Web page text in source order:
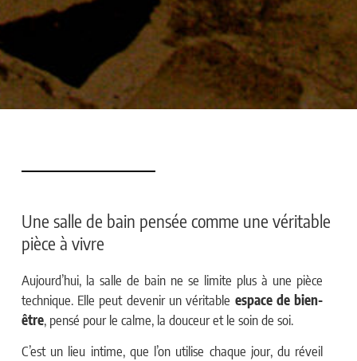
Une salle de bain pensée comme une véritable
pièce à vivre
Aujourd’hui, la salle de bain ne se limite plus à une pièce
technique. Elle peut devenir un véritable espace de bien-
être, pensé pour le calme, la douceur et le soin de soi.
C’est un lieu intime, que l’on utilise chaque jour, du réveil